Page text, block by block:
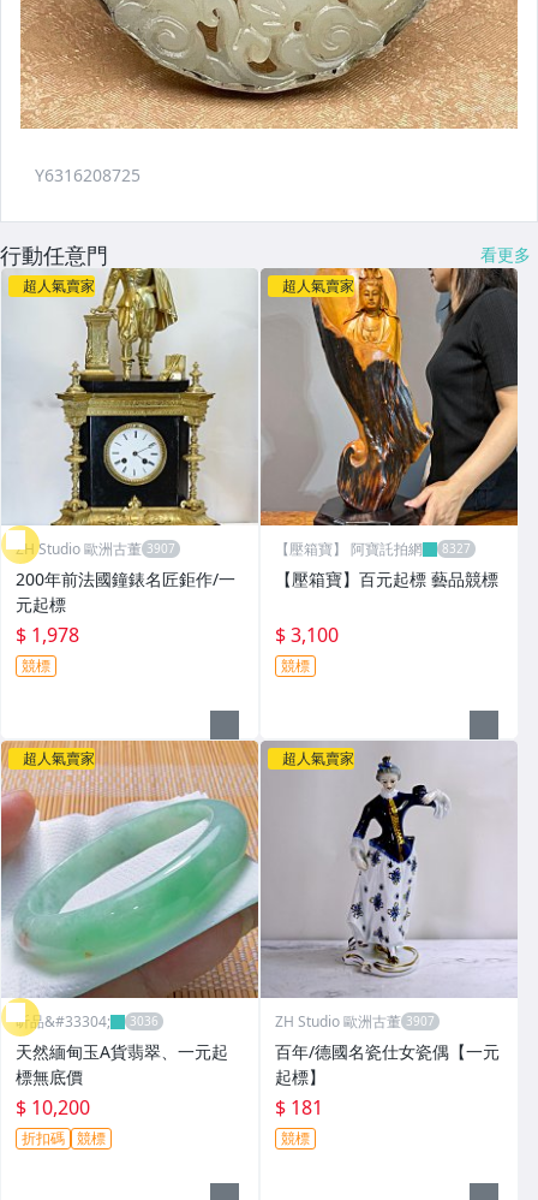
行動任意門 看更多
超人氣賣家
ZH Studio 歐洲古董
200年前法國鐘錶名匠鉅作/一
元起標
$ 1,978
競標
超人氣賣家
【壓箱寶】 阿寶託拍網
【壓箱寶】百元起標 藝品競標
$ 3,100
競標
超人氣賣家
昕品&#33304;
天然緬甸玉A貨翡翠、一元起
標無底價
$ 10,200
折扣碼 競標
超人氣賣家
ZH Studio 歐洲古董
百年/德國名瓷仕女瓷偶【一元
起標】
$ 181
競標